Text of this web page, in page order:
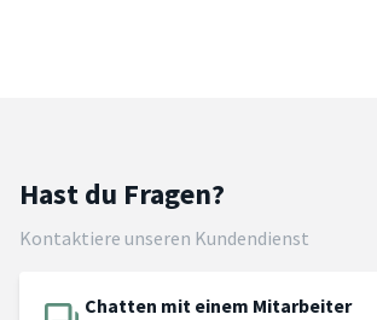
Hast du Fragen?
Kontaktiere unseren Kundendienst
Chatten mit einem Mitarbeiter